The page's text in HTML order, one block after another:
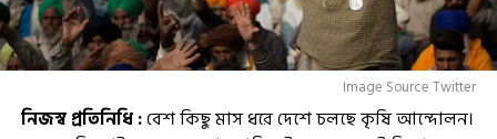
Image Source Twitter
নিজস্ব প্রতিনিধি :বেশ কিছু মাস ধরে দেশে চলছে কৃষি আন্দোলন।